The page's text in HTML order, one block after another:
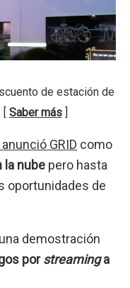
de estación de
[ Saber más]
GRID como
la nube pero hasta
oportunidades de
demostración
porstreaminga